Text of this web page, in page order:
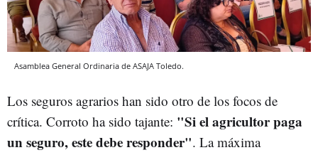
Asamblea General Ordinaria de ASAJA Toledo.
Los seguros agrarios han sido otro de los focos de
crítica. Corroto ha sido tajante: "Si el agricultor paga
un seguro, este debe responder". La máxima